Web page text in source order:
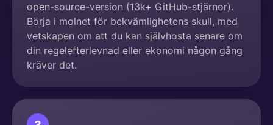
open-source-version (13k+ GitHub-stjärnor).
Börja i molnet för bekvämlighetens skull, med
vetskapen om att du kan självhosta senare om
din regelefterlevnad eller ekonomi någon gång
kräver det.